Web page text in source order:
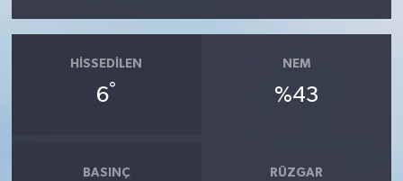
HISSEDILEN
6°
NEM
%43
BASINÇ RÜZGAR